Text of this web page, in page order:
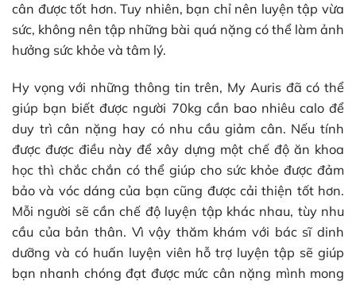
cân được tốt hơn. Tuy nhiên, bạn chỉ nên luyện tập vừa
sức, không nên tập những bài quá nặng có thể làm ảnh
hưởng sức khỏe và tâm lý.
Hy vọng với những thông tin trên, My Auris đã có thể
giúp bạn biết được người 70kg cần bao nhiêu calo để
duy trì cân nặng hay có nhu cầu giảm cân. Nếu tính
được được điều này để xây dựng một chế độ ăn khoa
học thì chắc chắn có thể giúp cho sức khỏe được đảm
bảo và vóc dáng của bạn cũng được cải thiện tốt hơn.
Mỗi người sẽ cần chế độ luyện tập khác nhau, tùy nhu
cầu của bản thân. Vì vậy thăm khám với bác sĩ dinh
dưỡng và có huấn luyện viên hỗ trợ luyện tập sẽ giúp
bạn nhanh chóng đạt được mức cân nặng mình mong